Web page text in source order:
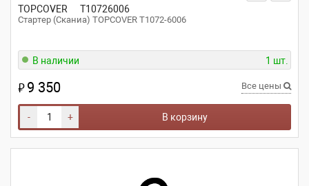
TOPCOVER T10726006
Стартер (Сканиа) TOPCOVER T1072-6006
В наличии 1 шт.
₽9 350 Все цены
- + В корзину